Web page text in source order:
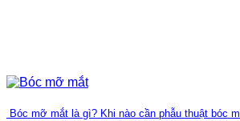
Bóc mỡ mắt là gì? Khi nào cần phẫu thuật bóc